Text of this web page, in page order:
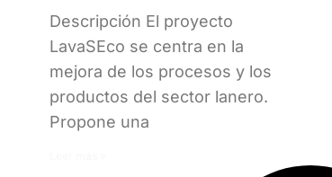
Descripción El proyecto
LavaSEco se centra en la
mejora de los procesos y los
productos del sector lanero.
Propone una